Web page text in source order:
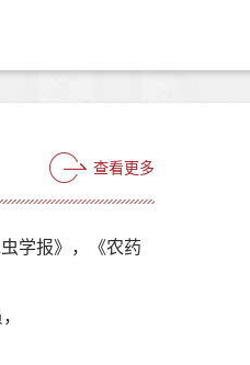
查看更多
学报》，《农药